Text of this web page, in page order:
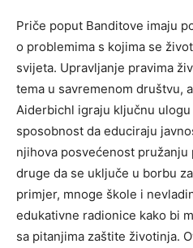
Priče poput Banditove imaju
o problemima s kojima se
svijeta. Upravljanje pravima
tema u savremenom društvu,
Aiderbichl igraju ključnu ulogu
sposobnost da educiraju
njihova posvećenost
druge da se uključe u borbu
primjer, mnoge škole i
edukativne radionice kako bi
sa pitanjima zaštite životinja.